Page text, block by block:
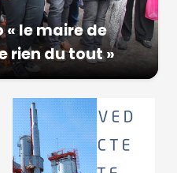
le maire de
rien du tout »